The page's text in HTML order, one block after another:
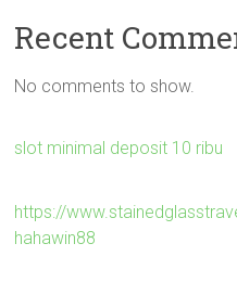
Recent
No comments to show.
slot minimal deposit 10 ribu
https://
hahawin88